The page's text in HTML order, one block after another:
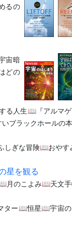
るの
宙暗
どの
る人生📖『アルマ
ブラックホールの
ぎな冒険📖おや
星を観る
月のこよみ📖天文
ー📖恒星📖宇宙